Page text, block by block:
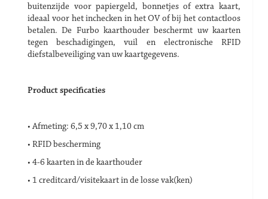
buitenzijde voor papiergeld, bonnetjes of extra kaart,
ideaal voor het inchecken in het OV of bij het contactloos
betalen. De Furbo kaarthouder beschermt uw kaarten
tegen beschadigingen, vuil en electronische RFID
diefstalbeveiliging van uw kaartgegevens.
Product specificaties
• Afmeting: 6,5 x 9,70 x 1,10 cm
• RFID bescherming
• 4-6 kaarten in de kaarthouder
• 1 creditcard/visitekaart in de losse vak(ken)